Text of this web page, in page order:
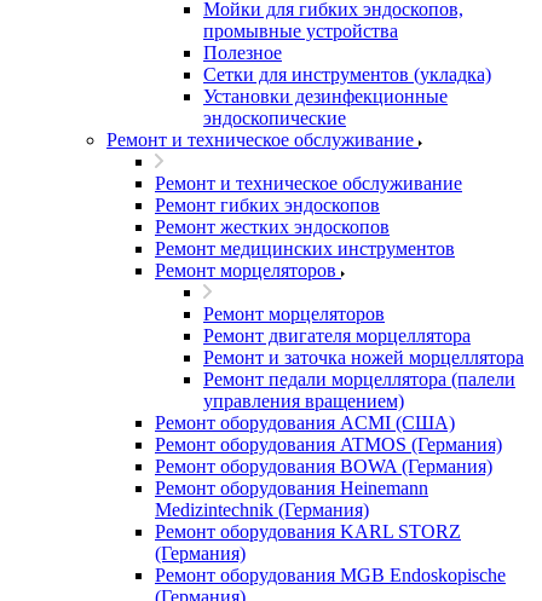
Мойки для гибких эндоскопов,
промывные устройства
Полезное
Сетки для инструментов (укладка)
Установки дезинфекционные
эндоскопические
Ремонт и техническое обслуживание
Ремонт и техническое обслуживание
Ремонт гибких эндоскопов
Ремонт жестких эндоскопов
Ремонт медицинских инструментов
Ремонт морцеляторов
Ремонт морцеляторов
Ремонт двигателя морцеллятора
Ремонт и заточка ножей морцеллятора
Ремонт педали морцеллятора (палели
управления вращением)
Ремонт оборудования ACMI (США)
Ремонт оборудования ATMOS (Германия)
Ремонт оборудования BOWA (Германия)
Ремонт оборудования Heinemann
Medizintechnik (Германия)
Ремонт оборудования KARL STORZ
(Германия)
Ремонт оборудования MGB Endoskopische
(Германия)